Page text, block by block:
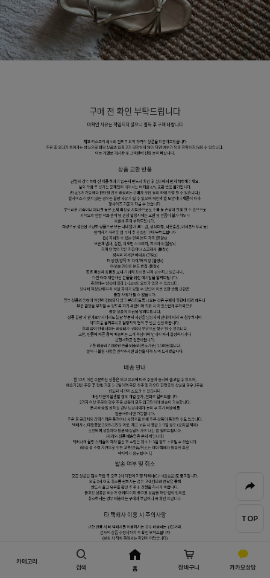
TOP
카테고리
검색
홈 장바구니 카카오상담